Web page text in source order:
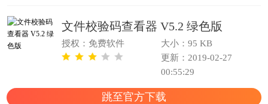
文件校验码查看器 V5.2 绿色版
授权：免费软件
大小：95 KB
更新：2019-02-27
00:55:29
跳至官方下载